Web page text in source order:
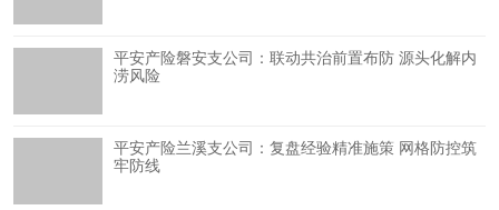
平安产险磐安支公司：联动共治前置布防 源头化解内
涝风险
平安产险兰溪支公司：复盘经验精准施策 网格防控筑
牢防线